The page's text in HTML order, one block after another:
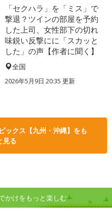
「セクハラ」を「ミス」で
撃退？ツインの部屋を予約
した上司、女性部下の切れ
味鋭い反撃にに「スカッと
した」の声【作者に聞く】
全国
2026年5月9日 20:35 更新
ックス【九州・沖縄】をも
見る
かけをもっと楽しむ